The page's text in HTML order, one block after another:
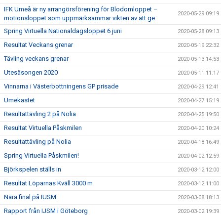
IFK Umeå är ny arrangörsförening för Blodomloppet –
motionsloppet som uppmärksammar vikten av att ge
2020-05-29 09:19
Spring Virtuella Nationaldagsloppet 6 juni 2020-05-28 09:13
Resultat Veckans grenar 2020-05-19 22:32
Tävling veckans grenar 2020-05-13 14:53
Utesäsongen 2020 2020-05-11 11:17
Vinnarna i Västerbottningens GP prisade 2020-04-29 12:41
Umekastet 2020-04-27 15:19
Resultattävling 2 på Nolia 2020-04-25 19:50
Resultat Virtuella Påskmilen 2020-04-20 10:24
Resultattävling på Nolia 2020-04-18 16:49
Spring Virtuella Påskmilen! 2020-04-02 12:59
Björkspelen ställs in 2020-03-12 12:00
Resultat Löparnas Kväll 3000 m 2020-03-12 11:00
Nära final på IUSM 2020-03-08 18:13
Rapport från IJSM i Göteborg 2020-03-02 19:39